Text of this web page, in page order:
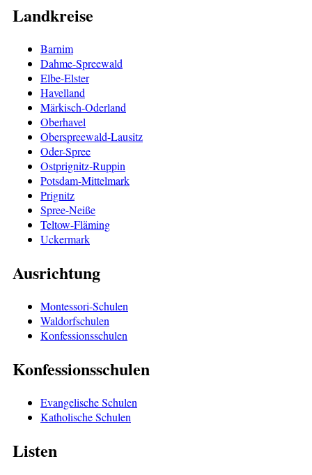
Landkreise
Barnim
Dahme-Spreewald
Elbe-Elster
Havelland
Märkisch-Oderland
Oberhavel
Oberspreewald-Lausitz
Oder-Spree
Ostprignitz-Ruppin
Potsdam-Mittelmark
Prignitz
Spree-Neiße
Teltow-Fläming
Uckermark
Ausrichtung
Montessori-Schulen
Waldorfschulen
Konfessionsschulen
Konfessionsschulen
Evangelische Schulen
Katholische Schulen
Listen